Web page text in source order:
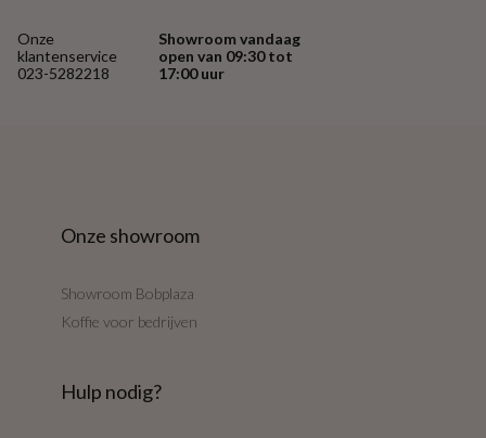
Onze
klantenservice
023-5282218
Showroom vandaag
open van 09:30 tot
17:00 uur
Onze showroom
Showroom Bobplaza
Koffie voor bedrijven
Hulp nodig?